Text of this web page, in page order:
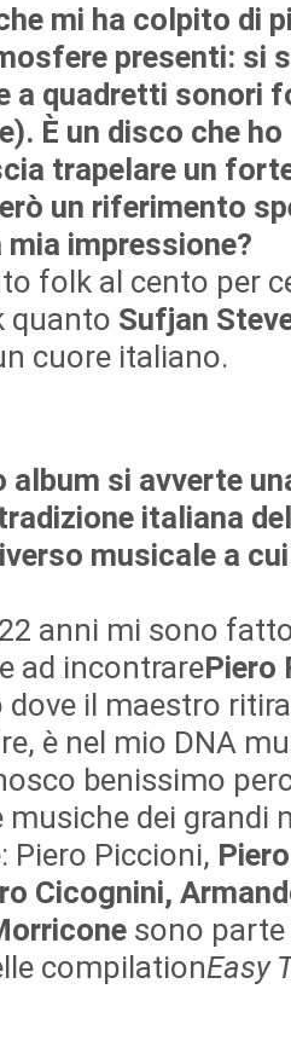
mi ha colpito di
presenti: si
a quadretti sonori
È un disco che
trapelare un
un riferimento
impressione?
folk al cento per
quanto Sufjan
cuore italiano.
album si avverte
italiana
musicale a
anni mi sono
ad incontrarePiero
il maestro
è nel mio DNA
benissimo
dei grandi
Piero Piccioni,
Cicognini,
sono parte
compilationEasy